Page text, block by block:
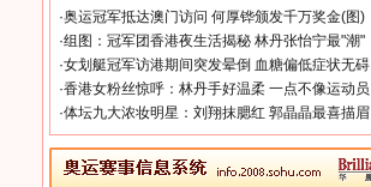
·奥运冠军抵达澳门访问 何厚铧颁发千万奖金(图)
·组图：冠军团香港夜生活揭秘 林丹张怡宁最"潮"
·女划艇冠军访港期间突发晕倒 血糖偏低症状无碍
·香港女粉丝惊呼：林丹手好温柔 一点不像运动员
·体坛九大浓妆明星：刘翔抹腮红 郭晶晶最喜描眉